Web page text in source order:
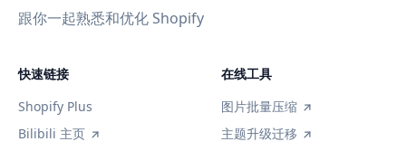
跟你一起熟悉和优化 Shopify
快速链接
Shopify Plus
Bilibili 主页
在线工具
图片批量压缩
主题升级迁移